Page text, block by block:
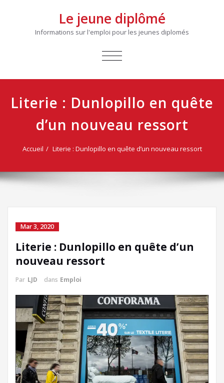
Le jeune diplômé
Informations sur l'emploi pour les jeunes diplomés
AFFICHER/MASQUER
Literie : Dunlopillo en quête
d’un nouveau ressort
Accueil Literie : Dunlopillo en quête d’un nouveau ressort
Mar 3, 2020
Literie : Dunlopillo en quête d’un
nouveau ressort
Par LJD dans Emploi